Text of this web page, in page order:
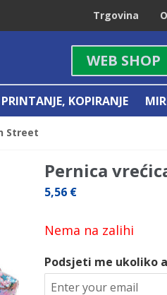
Trgovina
WEB SHOP
PRINTANJE, KOPIRANJE
Street
Pernica
5,56 €
Nema na zalihi
Podsjeti me ukoliko